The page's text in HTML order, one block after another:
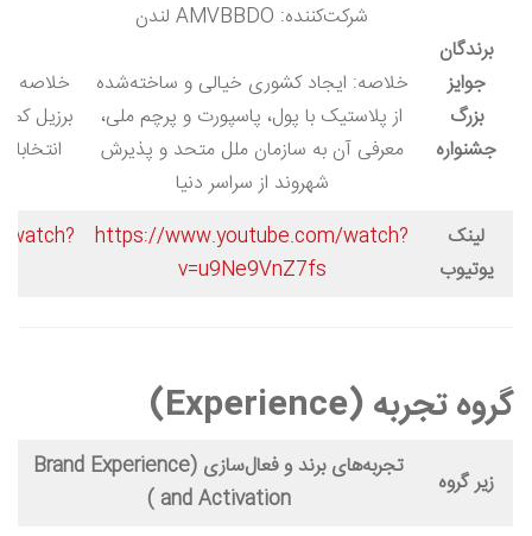
برندگان
جوایز
بزرگ
جشنواره
شرکت‌کننده: AMVBBDO لندن
خلاصه: ایجاد کشوری خیالی و ساخته‌شده
از پلاستیک با پول، پاسپورت و پرچم ملی،
معرفی آن به سازمان ملل متحد و پذیرش
شهروند از سراسر دنیا
خلاصه:
برزیل
لینک
یوتیوب
https://www.youtube.com/watch?
v=u9Ne9VnZ7fs
گروه تجربه (Experience)
زیر گروه
تجربه‌های برند و فعال‌سازی (Brand Experience
and Activation )